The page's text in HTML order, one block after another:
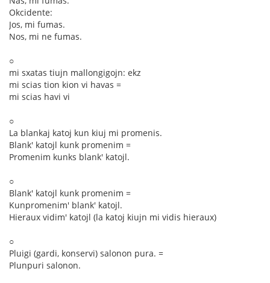
Okcidente:
Jos, mi fumas.
Nos, mi ne fumas.
○
mi sxatas tiujn mallongigojn: ekz
mi scias tion kion vi havas =
mi scias havi vi
○
La blankaj katoj kun kiuj mi promenis.
Blank' katojl kunk promenim =
Promenim kunks blank' katojl.
○
Blank' katojl kunk promenim =
Kunpromenim' blank' katojl.
Hieraux vidim' katojl (la katoj kiujn mi vidis hieraux)
○
Pluigi (gardi, konservi) salonon pura. =
Plunpuri salonon.